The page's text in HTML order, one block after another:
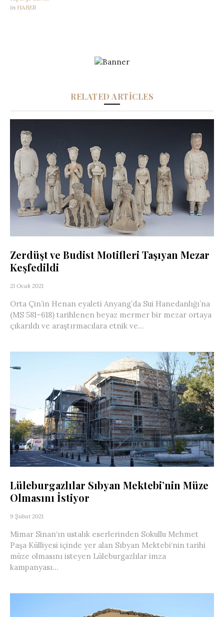
in HABER
RELATED ARTICLES
Zerdüşt ve Budist Motifleri Taşıyan Mezar
Keşfedildi
21 Ocak 2021
Orta Çin’in Henan eyaleti Anyang’da Sui Hanedanlığı’na
(MS 581–618) tarihlenen beyaz mermer bir mezar ortaya
çıkarıldı ve araştırmacılara etnik ve...
Lüleburgazlılar Sıbyan Mektebi’nin Müze
Olmasını İstiyor
9 Şubat 2021
Mimar Sinan‘ın ustalık eserlerinden Sokullu Mehmet
Paşa Külliyesi içinde yer alan Sıbyan Mektebi‘nin tarihi
müze olmasını isteyen Lüleburgazlılar imza
kampanyası...